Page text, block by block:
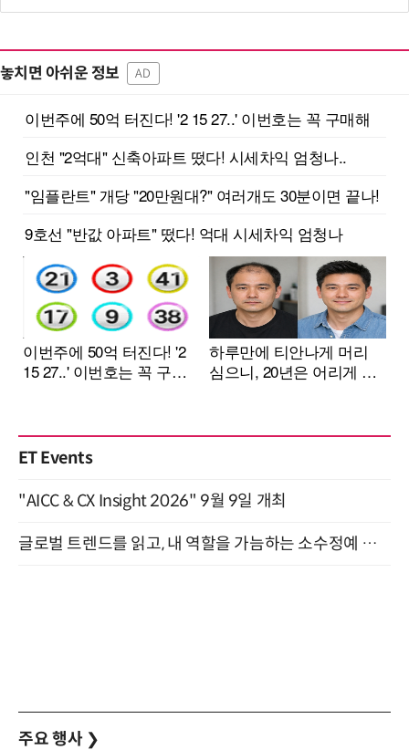
놓치면 아쉬운 정보 AD
ET Events
"AICC & CX Insight 2026" 9월 9일 개최
글로벌 트렌드를 읽고, 내 역할을 가늠하는 소수정예 실습 워크숍 (8/28)
주요 행사 ❯